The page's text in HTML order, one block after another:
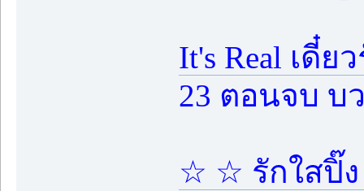
It's Real เดี๋ย
23 ตอนจบ บ
☆ ☆ รักใสปิ๊